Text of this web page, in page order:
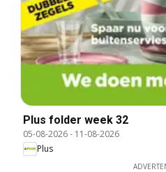
Plus folder week 32
05-08-2026- 11-08-2026
Plus